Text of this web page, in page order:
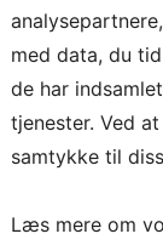
med data, du
de har
tjenester. Ved
samtykke til
Læs mere om